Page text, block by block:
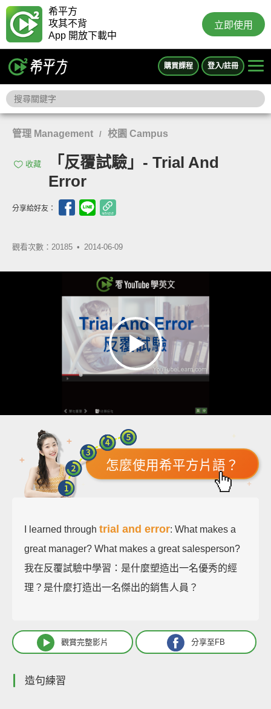
希平方
攻其不背
App 開放下載中
立即使用
購買課程 登入/註冊
管理 Management / 校園 Campus
收藏
「反覆試驗」- Trial And
Error
分享給好友：
觀看次數：20185 • 2014-06-09
怎麼使用希平方片語？
I learned through trial and error: What makes a
great manager? What makes a great salesperson?
我在反覆試驗中學習：是什麼塑造出一名優秀的經
理？是什麼打造出一名傑出的銷售人員？
觀賞完整影片 分享至FB
造句練習